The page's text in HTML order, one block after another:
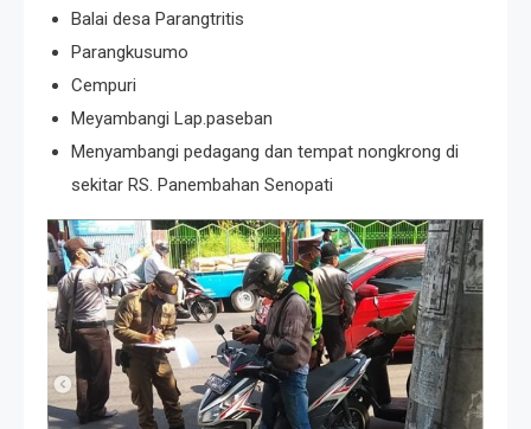
Balai desa Parangtritis
Parangkusumo
Cempuri
Meyambangi Lap.paseban
Menyambangi pedagang dan tempat nongkrong di
sekitar RS. Panembahan Senopati